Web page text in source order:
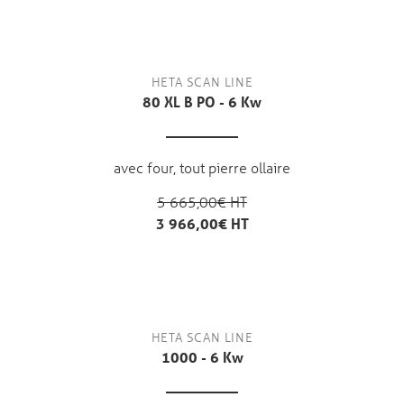
HETA SCAN LINE
80 XL B PO - 6 Kw
avec four, tout pierre ollaire
5 665,00€ HT
3 966,00€ HT
HETA SCAN LINE
1000 - 6 Kw